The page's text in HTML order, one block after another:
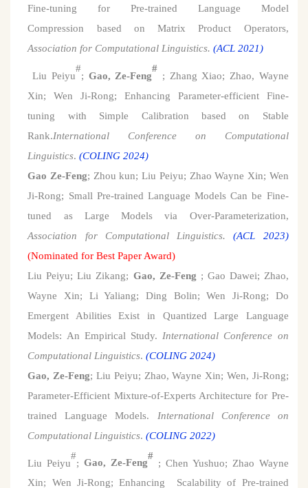
Fine-tuning for Pre-trained Language Model
Compression based on Matrix Product Operators,
Association for Computational Linguistics.(ACL 2021)
Liu Peiyu
#
; Gao, Ze-Feng
#
; Zhang Xiao; Zhao, Wayne
Xin; Wen Ji-Rong; Enhancing Parameter-efficient Fine-
tuning with Simple Calibration based on Stable
Rank.International Conference on Computational
Linguistics. (COLING 2024)
Gao Ze-Feng; Zhou kun; Liu Peiyu; Zhao Wayne Xin; Wen
Ji-Rong; Small Pre-trained Language Models Can be Fine-
tuned as Large Models via Over-Parameterization,
Association for Computational Linguistics.
(ACL 2023)
(Nominated for Best Paper Award)
Liu Peiyu;Liu Zikang; Gao, Ze-Feng ; Gao Dawei; Zhao,
Wayne Xin; Li Yaliang; Ding Bolin; Wen Ji-Rong; Do
Emergent Abilities Exist in Quantized Large Language
Models: An Empirical Study. International Conference on
Computational Linguistics. (COLING 2024)
Gao, Ze-Feng; Liu Peiyu; Zhao, Wayne Xin; Wen, Ji-Rong;
Parameter-Efficient Mixture-of-Experts Architecture for Pre-
trained Language Models. International Conference on
Computational Linguistics.(COLING 2022)
Liu Peiyu
#
;Gao, Ze-Feng
#
; Chen Yushuo; Zhao Wayne
Xin; Wen Ji-Rong; Enhancing Scalability of Pre-trained